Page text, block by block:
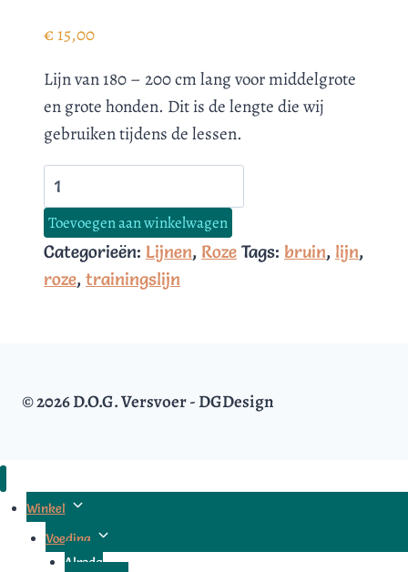
€15,00
Lijn van 180 – 200 cm lang voor middelgrote
en grote honden. Dit is de lengte die wij
gebruiken tijdens de lessen.
Roze-
bruin
aantal
Toevoegen aan winkelwagen
Categorieën: Lijnen, Roze Tags: bruin, lijn,
roze, trainingslijn
© 2026 D.O.G. Versvoer - DGDesign
Winkel Toggle
submenu
Voeding Toggle
submenu
Alroda